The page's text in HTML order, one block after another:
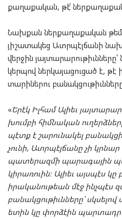
քաղաքական, թէ՛
Նախքան ներքաղաքական
յիշատակեց Ատրպէյճանի
վերջին
կերպով ներկայացուցած է, թէ
տարիներու
«Երէկ Իլհամ Ալիեւ
խումբի հիմնական
պէտք է շարունակել բանակցիլ,
չունի, Ատրպէյճանը չի
պատերազմի պարագային
կիրառուին։ Ալիեւ այսպէս
իրականութեան մէջ ինչպէս
բանակցութիւնները՝
ետին կը փորձէին